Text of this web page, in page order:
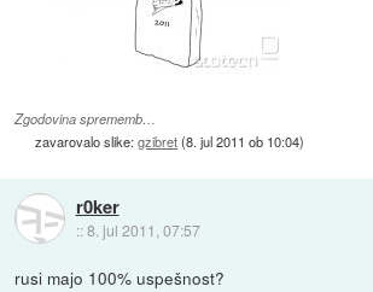
Zgodovina sprememb…
zavarovalo slike:gzibret(8. jul 2011 ob 10:04)
r0ker
::8. jul 2011, 07:57
rusi majo 100% uspešnost?